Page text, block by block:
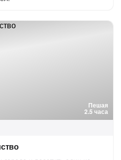
Пешая
2.5 часа